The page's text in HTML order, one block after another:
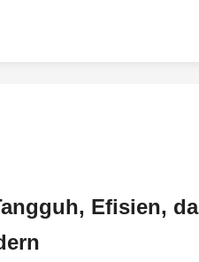
Efisien,